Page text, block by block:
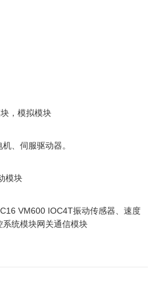
，模拟模块
、伺服驱动器。
模块
VM600 IOC4T振动传感器、速度
统模块网关通信模块